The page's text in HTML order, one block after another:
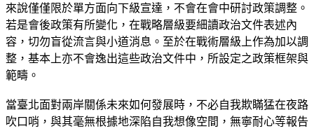
來說僅僅限於單方面向下級宣達，不會在會中研討政策調整。
若是會後政策有所變化，在戰略層級要細讀政治文件表述內
容，切勿盲從流言與小道消息。至於在戰術層級上作為加以調
整，基本上亦不會逸出這些政治文件中，所設定之政策框架與
範疇。
當臺北面對兩岸關係未來如何發展時，不必自我欺瞞猛在夜路
吹口哨，與其毫無根據地深陷自我想像空間，無寧耐心等報告